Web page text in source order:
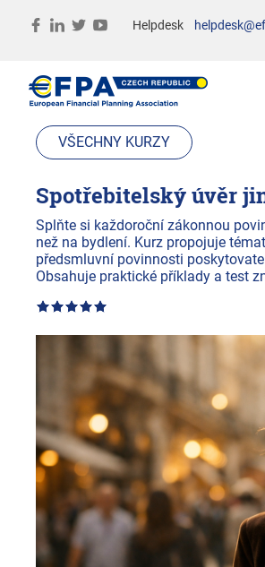
Helpdesk
VŠECHNY KURZY
Spotřebitelský úvěr
Splňte si každoroční zákonnou
než na bydlení. Kurz propojuje
předsmluvní povinnosti
Obsahuje praktické příklady a test